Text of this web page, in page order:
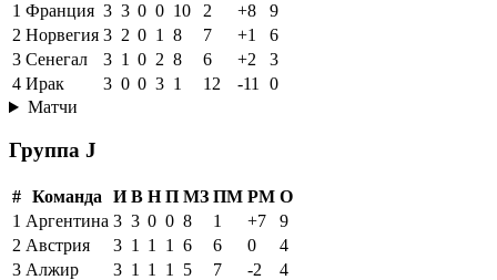
1 Франция 3 3 0 0 10 2 +8
9
2 Норвегия 3 2 0 1 8 7 +1
6
3 Сенегал 3 1 0 2 8 6 +2
3
4 Ирак 3 0 0 3 1 12 -11
0
Матчи
Группа J
# Команда И В Н П МЗ ПМ РМ О
1 Аргентина 3 3 0 0 8 1 +7
9
2 Австрия 3 1 1 1 6 6 0
4
3 Алжир 3 1 1 1 5 7 -2
4